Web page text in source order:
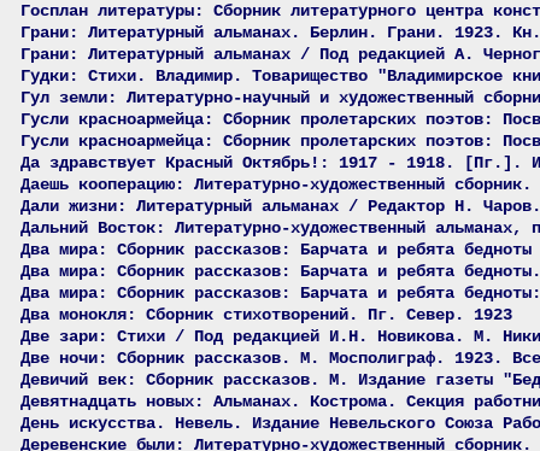
Госплан литературы: Сборник литературного центра
Грани: Литературный альманах. Берлин. Грани. 1923.
Грани: Литературный альманах / Под редакцией А.
Гудки: Стихи. Владимир. Товарищество "Владимирское
Гул земли: Литературно-научный и художественный
Гусли красноармейца: Сборник пролетарских поэтов:
Гусли красноармейца: Сборник пролетарских поэтов:
Да здравствует Красный Октябрь!: 1917 - 1918. [Пг.].
Даешь кооперацию: Литературно-художественный
Дали жизни: Литературный альманах / Редактор Н.
Дальний Восток: Литературно-художественный
Два мира: Сборник рассказов: Барчата и ребята
Два мира: Сборник рассказов: Барчата и ребята
Два мира: Сборник рассказов: Барчата и ребята
Два монокля: Сборник стихотворений. Пг. Север. 1923
Две зари: Стихи / Под редакцией И.Н. Новикова. М.
Две ночи: Сборник рассказов. М. Мосполиграф. 1923.
Девичий век: Сборник рассказов. М. Издание газеты
Девятнадцать новых: Альманах. Кострома. Секция
День искусства. Невель. Издание Невельского Союза
Деревенские были: Литературно-художественный